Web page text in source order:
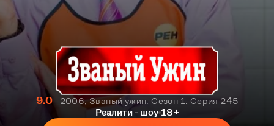
9.0
2006, Званый ужин. Сезон 1. Серия 245
Реалити - шоу 18+